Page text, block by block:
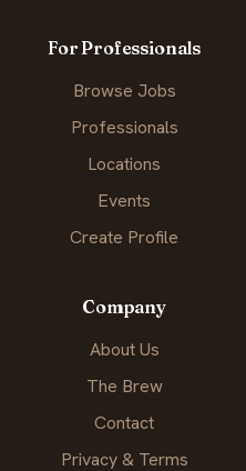
For Professionals
Browse Jobs
Professionals
Locations
Events
Create Profile
Company
About Us
The Brew
Contact
Privacy & Terms